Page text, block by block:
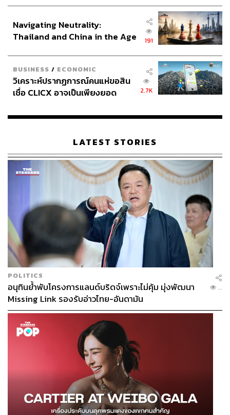
Navigating Neutrality:
Thailand and China in the Age
191
BUSINESS / ECONOMIC
วิเคราะห์ปรากฏการณ์คนแห่ขอสิน
เชื่อ CLICX อาจเป็นเพียงยอด
เรือนไทยที่ถูกซุกไว้
2.7K
LATEST STORIES
POLITICS
อนุทินย้ำพับโครงการแลนด์บริดจ์เพราะไม่คุ้ม มุ่งพัฒนา
Missing Link รองรับอ่าวไทย-อันดามัน
...